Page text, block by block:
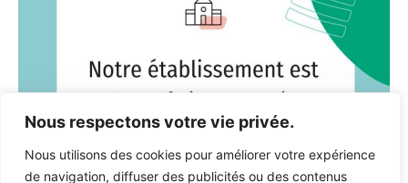
Nous respectons votre vie privée.
Nous utilisons des cookies pour améliorer votre expérience
de navigation, diffuser des publicités ou des contenus